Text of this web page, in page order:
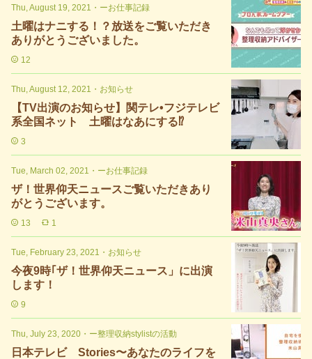
Thu, August 19, 2021 ・ ーお仕事記録
土曜はナニする！？放送をご覧いただき
ありがとうございました。
12
Thu, August 12, 2021 ・ お知らせ
【TV出演のお知らせ】関テレ•フジテレビ
系全国ネット 土曜はなあにする⁉︎
3
Tue, March 02, 2021 ・ ーお仕事記録
ザ！世界仰天ニュースご覧いただきあり
がとうございます。
13 1
Tue, February 23, 2021 ・ お知らせ
今夜9時｢ザ！世界仰天ニュース」に出演
します！
9
Thu, July 23, 2020 ・ ー整理収納stylistの活動
日本テレビ Stories〜あなたのライフを